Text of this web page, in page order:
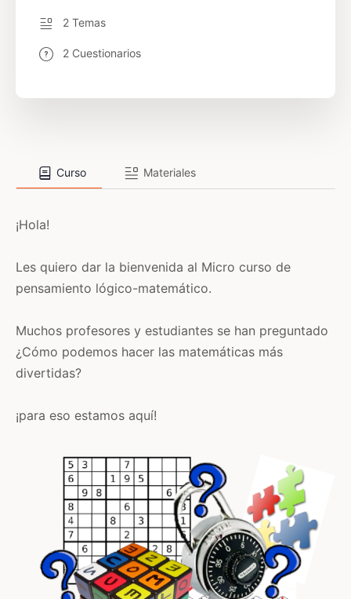
Curso Materiales
¡Hola!
Les quiero dar la bienvenida al Micro curso de
pensamiento lógico-matemático.
Muchos profesores y estudiantes se han preguntado
¿Cómo podemos hacer las matemáticas más
divertidas?
¡para eso estamos aquí!
2 Temas
2 Cuestionarios